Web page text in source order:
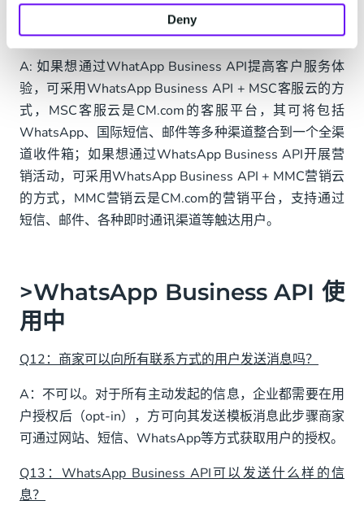
Deny
Q11：没有自己的客服平台或营销平台，是否可以直接
使用WhatsApp Business API呢？
A: 如果想通过WhatApp Business API提高客户服务体
验，可采用WhatsApp Business API + MSC客服云的方
式，MSC客服云是CM.com的客服平台，其可将包括
WhatsApp、国际短信、邮件等多种渠道整合到一个全渠
道收件箱；如果想通过WhatsApp Business API开展营
销活动，可采用WhatsApp Business API + MMC营销云
的方式，MMC营销云是CM.com的营销平台，支持通过
短信、邮件、各种即时通讯渠道等触达用户。
>WhatsApp Business API 使
用中
Q12：商家可以向所有联系方式的用户发送消息吗？
A：不可以。对于所有主动发起的信息，企业都需要在用
户授权后（opt-in），方可向其发送模板消息此步骤商家
可通过网站、短信、WhatsApp等方式获取用户的授权。
Q13：WhatsApp Business API可以发送什么样的信
息？